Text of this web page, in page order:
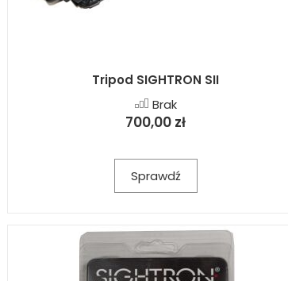
Tripod SIGHTRON SII
Brak
700,00 zł
Sprawdź